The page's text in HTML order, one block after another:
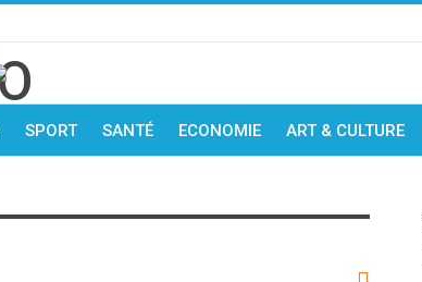
SPORT SANTÉ ECONOMIE ART & CULTURE